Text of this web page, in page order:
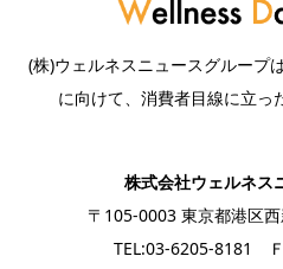
(株)ウェルネスニュースグループ
に向けて、消費者目線に立っ
株式会社ウェルネス
〒105-0003 東京都港区
TEL:03-6205-8181